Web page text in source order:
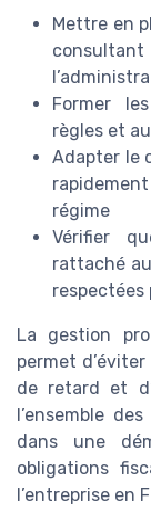
Mettre en
consultant
Former
règles et
Adapter le
régime
Vérifier
rattaché
La gestion
permet
de retard et
l’ensemble
dans une
obligations
l’entreprise en